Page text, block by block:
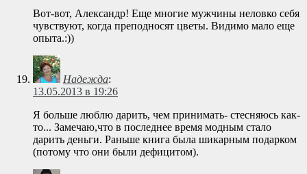
Вот-вот, Александр! Еще многие мужчины неловко себя
чувствуют, когда преподносят цветы. Видимо мало еще
опыта.:))
Надежда:
13.05.2013 в 19:26
Я больше люблю дарить, чем принимать- стесняюсь как-
то... Замечаю,что в последнее время модным стало
дарить деньги. Раньше книга была шикарным подарком
(потому что они были дефицитом).